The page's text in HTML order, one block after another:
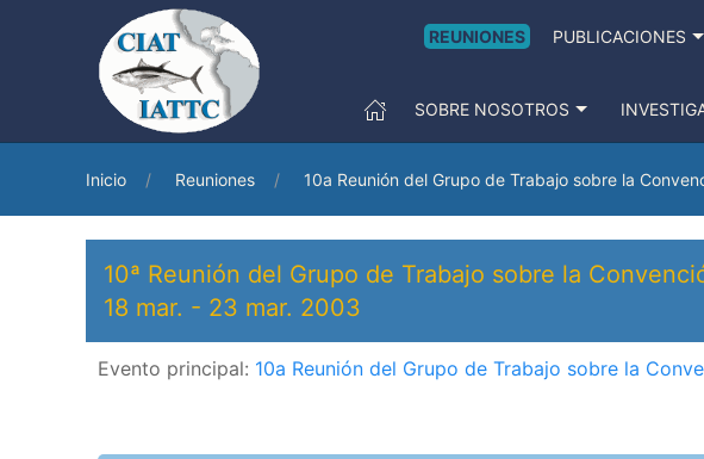
REUNIONES PUBLICACIONES
SOBRE NOSOTROS
Inicio Reuniones 10a Reunión del Grupo de Trabajo sobre la
10ª Reunión del Grupo de Trabajo sobre la
18 mar. - 23 mar. 2003
Evento principal: 10a Reunión del Grupo de Trabajo sobre la